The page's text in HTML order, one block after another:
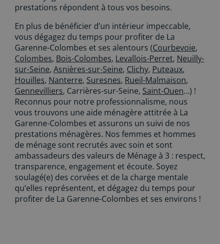
prestations répondent à tous vos besoins.
En plus de bénéficier d’un intérieur impeccable,
vous dégagez du temps pour profiter de La
Garenne-Colombes et ses alentours (Courbevoie,
Colombes, Bois-Colombes, Levallois-Perret, Neuilly-
sur-Seine, Asnières-sur-Seine, Clichy, Puteaux,
Houilles, Nanterre, Suresnes, Rueil-Malmaison,
Gennevilliers, Carrières-sur-Seine, Saint-Ouen…) !
Reconnus pour notre professionnalisme, nous
vous trouvons une aide ménagère attitrée à La
Garenne-Colombes et assurons un suivi de nos
prestations ménagères. Nos femmes et hommes
de ménage sont recrutés avec soin et sont
ambassadeurs des valeurs de Ménage à 3 : respect,
transparence, engagement et écoute. Soyez
soulagé(e) des corvées et de la charge mentale
qu’elles représentent, et dégagez du temps pour
profiter de La Garenne-Colombes et ses environs !